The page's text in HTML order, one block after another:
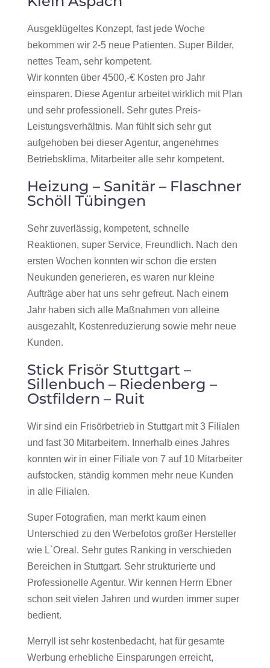
Ausgeklügeltes Konzept, fast jede Woche
bekommen wir 2-5 neue Patienten. Super Bilder,
nettes Team, sehr kompetent.
Wir konnten über 4500,-€ Kosten pro Jahr
einsparen. Diese Agentur arbeitet wirklich mit Plan
und sehr professionell. Sehr gutes Preis-
Leistungsverhältnis. Man fühlt sich sehr gut
aufgehoben bei dieser Agentur, angenehmes
Betriebsklima, Mitarbeiter alle sehr kompetent.
Heizung – Sanitär – Flaschner
Schöll Tübingen
Sehr zuverlässig, kompetent, schnelle
Reaktionen, super Service, Freundlich. Nach den
ersten Wochen konnten wir schon die ersten
Neukunden generieren, es waren nur kleine
Aufträge aber hat uns sehr gefreut. Nach einem
Jahr haben sich alle Maßnahmen von alleine
ausgezahlt, Kostenreduzierung sowie mehr neue
Kunden.
Stick Frisör Stuttgart –
Sillenbuch – Riedenberg –
Ostfildern – Ruit
Wir sind ein Frisörbetrieb in Stuttgart mit 3 Filialen
und fast 30 Mitarbeitern. Innerhalb eines Jahres
konnten wir in einer Filiale von 7 auf 10 Mitarbeiter
aufstocken, ständig kommen mehr neue Kunden
in alle Filialen.
Super Fotografien, man merkt kaum einen
Unterschied zu den Werbefotos großer Hersteller
wie L`Oreal. Sehr gutes Ranking in verschieden
Bereichen in Stuttgart. Sehr strukturierte und
Professionelle Agentur. Wir kennen Herrn Ebner
schon seit vielen Jahren und wurden immer super
bedient.
Merryll ist sehr kostenbedacht, hat für gesamte
Werbung erhebliche Einsparungen erreicht,